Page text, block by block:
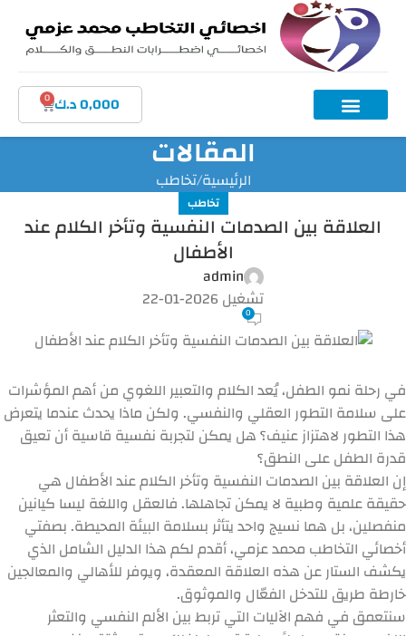
0,000د.ك 0
المقالات
الرئيسية تخاطب
تخاطب
العلاقة بين الصدمات النفسية وتأخر الكلام عند
الأطفال
admin
تشغيل 2026-01-22
0
في رحلة نمو الطفل، يُعد الكلام والتعبير اللغوي من أهم المؤشرات
على سلامة التطور العقلي والنفسي. ولكن ماذا يحدث عندما يتعرض
هذا التطور لاهتزاز عنيف؟ هل يمكن لتجربة نفسية قاسية أن تعيق
قدرة الطفل على النطق؟
إن العلاقة بين الصدمات النفسية وتأخر الكلام عند الأطفال هي
حقيقة علمية وطبية لا يمكن تجاهلها. فالعقل واللغة ليسا كيانين
منفصلين، بل هما نسيج واحد يتأثر بسلامة البيئة المحيطة. بصفتي
أخصائي التخاطب محمد عزمي، أقدم لكم هذا الدليل الشامل الذي
يكشف الستار عن هذه العلاقة المعقدة، ويوفر للأهالي والمعالجين
خارطة طريق للتدخل الفعّال والموثوق.
سنتعمق في فهم الآليات التي تربط بين الألم النفسي والتعثر